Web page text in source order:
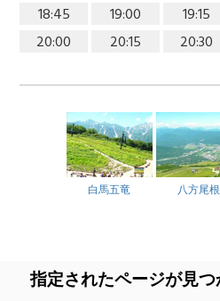
18:45
19:00 19:15
20:00
20:15 20:30
白馬五竜 八方尾根